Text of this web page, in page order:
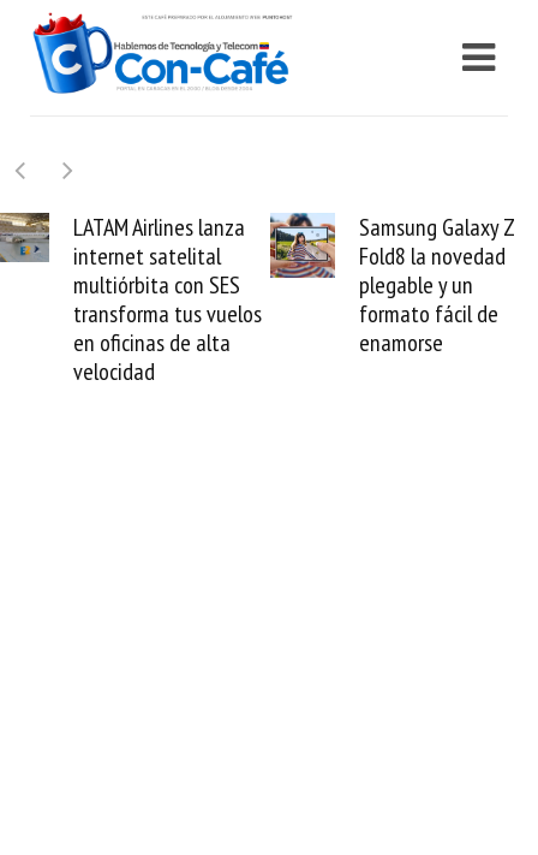
Samsung Galaxy Z
Fold8 la novedad
plegable y un
formato fácil de
enamorse
Cashea
millones de
valida el
venezolano
mundo